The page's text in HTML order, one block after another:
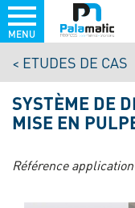
au
contenu
principal
MENU
ETUDES DE CAS
SYSTÈME DE
MISE EN
Référence